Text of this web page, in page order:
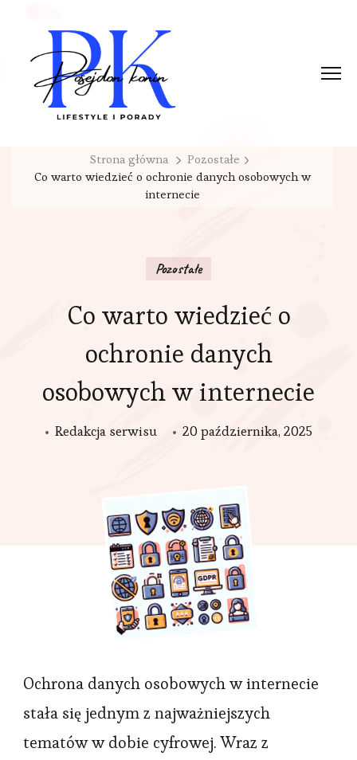
Strona główna
Pozostałe
Co warto wiedzieć o ochronie danych osobowych w
internecie
Pozostałe
Co warto wiedzieć o
ochronie danych
osobowych w internecie
Redakcja serwisu 20 października, 2025
Ochrona danych osobowych w internecie
stała się jednym z najważniejszych
tematów w dobie cyfrowej. Wraz z